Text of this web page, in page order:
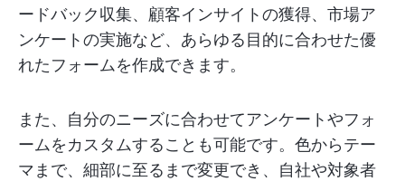
ードバック収集、顧客インサイトの獲得、市場ア
ンケートの実施など、あらゆる目的に合わせた優
れたフォームを作成できます。
また、自分のニーズに合わせてアンケートやフォ
ームをカスタムすることも可能です。色からテー
マまで、細部に至るまで変更でき、自社や対象者